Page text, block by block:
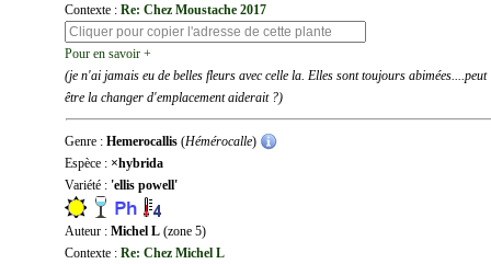
Contexte : Re: Chez Moustache 2017
Pour en savoir +
(je n'ai jamais eu de belles fleurs avec celle la. Elles sont toujours abimées....peut
être la changer d'emplacement aiderait ?)
Genre : Hemerocallis (Hémérocalle)
Espèce : ×hybrida
Variété : 'ellis powell'
Auteur : Michel L (zone 5)
Contexte : Re: Chez Michel L